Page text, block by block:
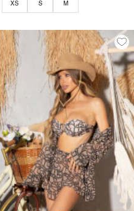
XS S M